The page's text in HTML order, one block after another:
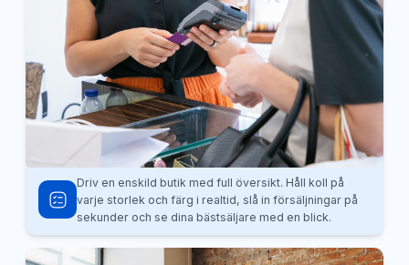
Driv en enskild butik med full översikt. Håll koll på
varje storlek och färg i realtid, slå in försäljningar på
sekunder och se dina bästsäljare med en blick.